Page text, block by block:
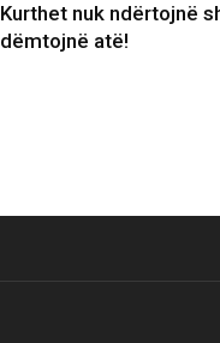
Kurthet nuk ndërtojnë
dëmtojnë atë!